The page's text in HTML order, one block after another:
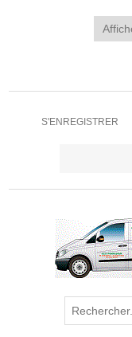
S'ENREGISTRER